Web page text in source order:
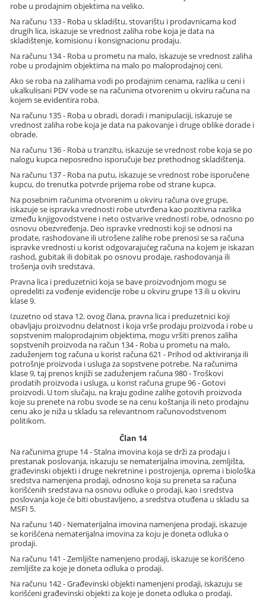
robe u prodajnim objektima na veliko.
Na računu 133 - Roba u skladištu, stovarištu i prodavnicama kod
drugih lica, iskazuje se vrednost zaliha robe koja je data na
skladištenje, komisionu i konsignacionu prodaju.
Na računu 134 - Roba u prometu na malo, iskazuje se vrednost zaliha
robe u prodajnim objektima na malo po maloprodajnoj ceni.
Ako se roba na zalihama vodi po prodajnim cenama, razlika u ceni i
ukalkulisani PDV vode se na računima otvorenim u okviru računa na
kojem se evidentira roba.
Na računu 135 - Roba u obradi, doradi i manipulaciji, iskazuje se
vrednost zaliha robe koja je data na pakovanje i druge oblike dorade i
obrade.
Na računu 136 - Roba u tranzitu, iskazuje se vrednost robe koja se po
nalogu kupca neposredno isporučuje bez prethodnog skladištenja.
Na računu 137 - Roba na putu, iskazuje se vrednost robe isporučene
kupcu, do trenutka potvrde prijema robe od strane kupca.
Na posebnim računima otvorenim u okviru računa ove grupe,
iskazuje se ispravka vrednosti robe utvrđena kao pozitivna razlika
između knjigovodstvene i neto ostvarive vrednosti robe, odnosno po
osnovu obezvređenja. Deo ispravke vrednosti koji se odnosi na
prodate, rashodovane ili utrošene zalihe robe prenosi se sa računa
ispravke vrednosti u korist odgovarajućeg računa na kojem je iskazan
rashod, gubitak ili dobitak po osnovu prodaje, rashodovanja ili
trošenja ovih sredstava.
Pravna lica i preduzetnici koja se bave proizvodnjom mogu se
opredeliti za vođenje evidencije robe u okviru grupe 13 ili u okviru
klase 9.
Izuzetno od stava 12. ovog člana, pravna lica i preduzetnici koji
obavljaju proizvodnu delatnost i koja vrše prodaju proizvoda i robe u
sopstvenim maloprodajnim objektima, mogu vršiti prenos zaliha
sopstvenih proizvoda na račun 134 - Roba u prometu na malo,
zaduženjem tog računa u korist računa 621 - Prihod od aktiviranja ili
potrošnje proizvoda i usluga za sopstvene potrebe. Na računima
klase 9, taj prenos knjiži se zaduženjem računa 980 - Troškovi
prodatih proizvoda i usluga, u korist računa grupe 96 - Gotovi
proizvodi. U tom slučaju, na kraju godine zalihe gotovih proizvoda
koje su prenete na robu svode se na cenu koštanja ili neto prodajnu
cenu ako je niža u skladu sa relevantnom računovodstvenom
politikom.
Član 14
Na računima grupe 14 - Stalna imovina koja se drži za prodaju i
prestanak poslovanja, iskazuju se nematerijalna imovina, zemljišta,
građevinski objekti i druge nekretnine i postrojenja, oprema i biološka
sredstva namenjena prodaji, odnosno koja su preneta sa računa
korišćenih sredstava na osnovu odluke o prodaji, kao i sredstva
poslovanja koje će biti obustavljeno, a sredstva otuđena u skladu sa
MSFI 5.
Na računu 140 - Nematerijalna imovina namenjena prodaji, iskazuje
se korišćena nematerijalna imovina za koju je doneta odluka o
prodaji.
Na računu 141 - Zemljište namenjeno prodaji, iskazuje se korišćeno
zemljište za koje je doneta odluka o prodaji.
Na računu 142 - Građevinski objekti namenjeni prodaji, iskazuju se
korišćeni građevinski objekti za koje je doneta odluka o prodaji.